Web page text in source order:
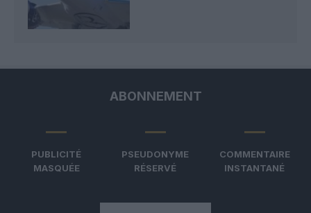
ABONNEMENT
PUBLICITÉ
MASQUÉE
PSEUDONYME
RÉSERVÉ
COMMENTAIRE
INSTANTANÉ